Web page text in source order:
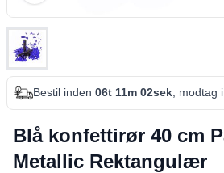
Bestil inden 06t 11m 02sek, modtag
Blå konfettirør 40 cm
Metallic Rektangulær